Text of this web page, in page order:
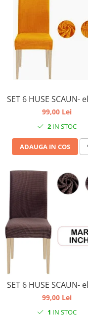
SET 6 HUSE
99,00 Lei
2IN STOC
ADAUGA IN COS
SET 6 HUSE
99,00 Lei
1 IN STOC